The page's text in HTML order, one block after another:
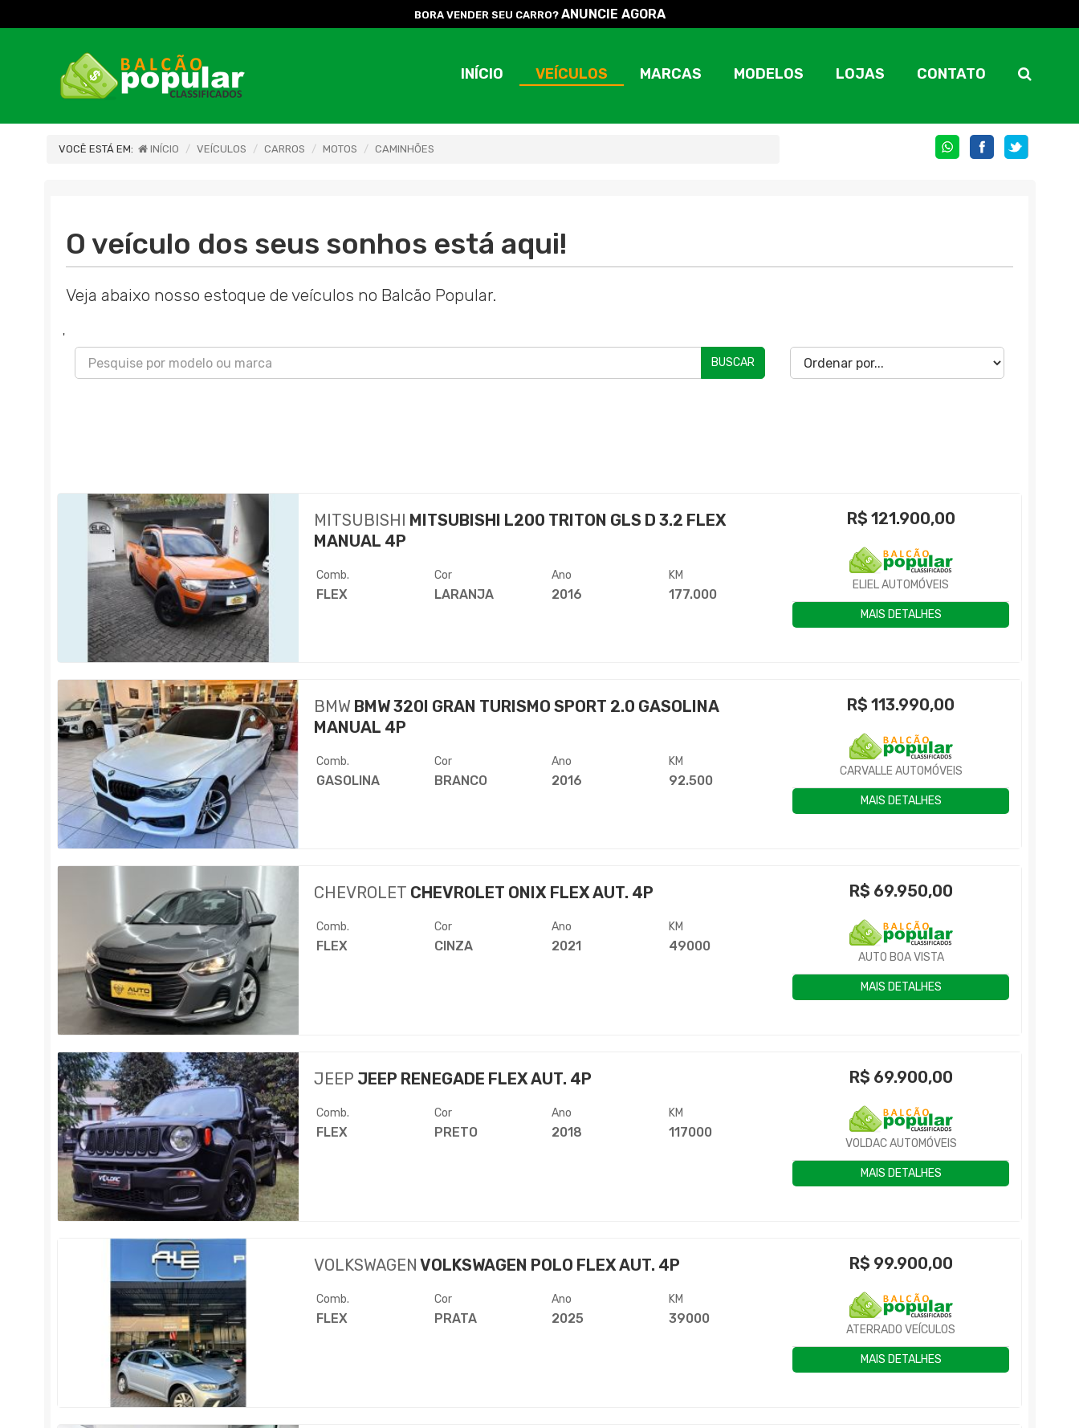
BORA VENDER SEU CARRO? ANUNCIE AGORA
INÍCIO VEÍCULOS MARCAS MODELOS LOJAS CONTATO
VOCÊ ESTÁ EM: INÍCIO VEÍCULOS CARROS MOTOS CAMINHÕES
O veículo dos seus sonhos está aqui!
Veja abaixo nosso estoque de veículos no Balcão Popular.
'
BUSCAR
MITSUBISHI MITSUBISHI L200 TRITON GLS D 3.2 FLEX
MANUAL 4P
Comb.
FLEX
Cor
LARANJA
Ano
2016
KM
177.000
R$ 121.900,00
ELIEL AUTOMÓVEIS
MAIS DETALHES
BMW BMW 320I GRAN TURISMO SPORT 2.0 GASOLINA
MANUAL 4P
Comb.
GASOLINA
Cor
BRANCO
Ano
2016
KM
92.500
R$113.990,00
CARVALLE AUTOMÓVEIS
MAIS DETALHES
CHEVROLET CHEVROLET ONIX FLEX AUT. 4P
Comb.
FLEX
Cor
CINZA
Ano
2021
KM
49000
R$ 69.950,00
AUTO BOA VISTA
MAIS DETALHES
JEEP JEEP RENEGADE FLEX AUT. 4P
Comb.
FLEX
Cor
PRETO
Ano
2018
KM
117000
R$ 69.900,00
VOLDAC AUTOMÓVEIS
MAIS DETALHES
VOLKSWAGEN VOLKSWAGEN POLO FLEX AUT. 4P
Comb.
FLEX
Cor
PRATA
Ano
2025
KM
39000
R$ 99.900,00
ATERRADO VEÍCULOS
MAIS DETALHES